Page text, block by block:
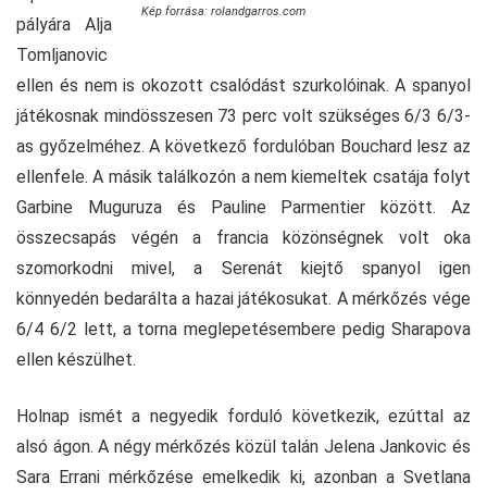
Kép forrása: rolandgarros.com
pályára Alja
Tomljanovic
ellen és nem is okozott csalódást szurkolóinak. A spanyol
játékosnak mindösszesen 73 perc volt szükséges 6/3 6/3-
as győzelméhez. A következő fordulóban Bouchard lesz az
ellenfele. A másik találkozón a nem kiemeltek csatája folyt
Garbine Muguruza és Pauline Parmentier között. Az
összecsapás végén a francia közönségnek volt oka
szomorkodni mivel, a Serenát kiejtő spanyol igen
könnyedén bedarálta a hazai játékosukat. A mérkőzés vége
6/4 6/2 lett, a torna meglepetésembere pedig Sharapova
ellen készülhet.
Holnap ismét a negyedik forduló következik, ezúttal az
alsó ágon. A négy mérkőzés közül talán Jelena Jankovic és
Sara Errani mérkőzése emelkedik ki, azonban a Svetlana